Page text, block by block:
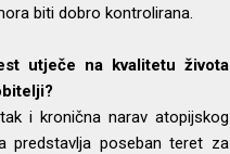
biti dobro kontrolirana.
utječe na kvalitetu života
i kronična narav atopijskog
predstavlja poseban teret za